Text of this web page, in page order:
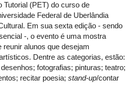
Tutorial (PET) do curso de
Federal de Uberlândia
Em sua sexta edição - sendo
-, o evento é uma mostra
alunos que desejam
Dentre as categorias, estão:
fotografias; pinturas; teatro;
recitar poesia; stand-up/contar